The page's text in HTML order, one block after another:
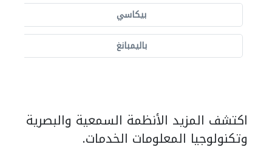
بيكاسي
باليمبانغ
اكتشف المزيد الأنظمة السمعية والبصرية
وتكنولوجيا المعلومات الخدمات.